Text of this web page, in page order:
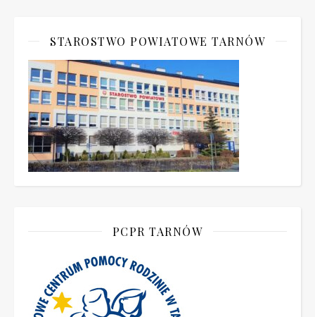
STAROSTWO POWIATOWE TARNÓW
PCPR TARNÓW